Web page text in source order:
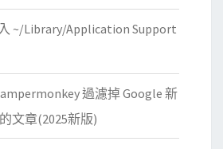
~/Library/Application Support
過濾掉 Google 新
文章(2025新版)